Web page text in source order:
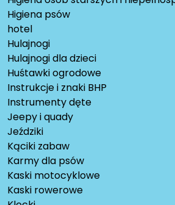
Higiena psów
hotel
Hulajnogi
Hulajnogi dla dzieci
Huśtawki ogrodowe
Instrukcje i znaki BHP
Instrumenty dęte
Jeepy i quady
Jeździki
Kąciki zabaw
Karmy dla psów
Kaski motocyklowe
Kaski rowerowe